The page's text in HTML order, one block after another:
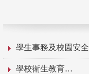
學生事務及校園安全
學校衛生教育